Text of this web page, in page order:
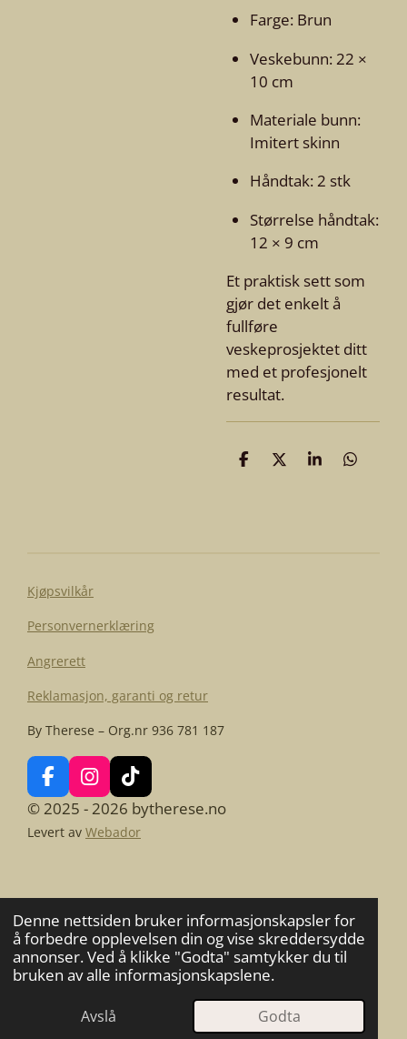
Denne nettsiden bruker informasjonskapsler for
å forbedre opplevelsen din og vise skreddersydde
annonser. Ved å klikke "Godta" samtykker du til
bruken av alle informasjonskapslene.
Avslå Godta
Farge: Brun
Veske­bunn: 22 ×
10 cm
Materiale bunn:
Imitert skinn
Håndtak: 2 stk
Størrelse håndtak:
12 × 9 cm
Et praktisk sett som
gjør det enkelt å
fullføre
veskeprosjektet ditt
med et profesjonelt
resultat.
D
D
D
D
Kjøpsvilkår
Personvernerklæring
Angrerett
Reklamasjon, garanti og retur
By Therese – Org.nr 936 781 187
F
a
c
e
o
I
n
s
t
r
a
m
T
i
k
T
© 2025 - 2026 bytherese.no
Levert av Webador
E-post